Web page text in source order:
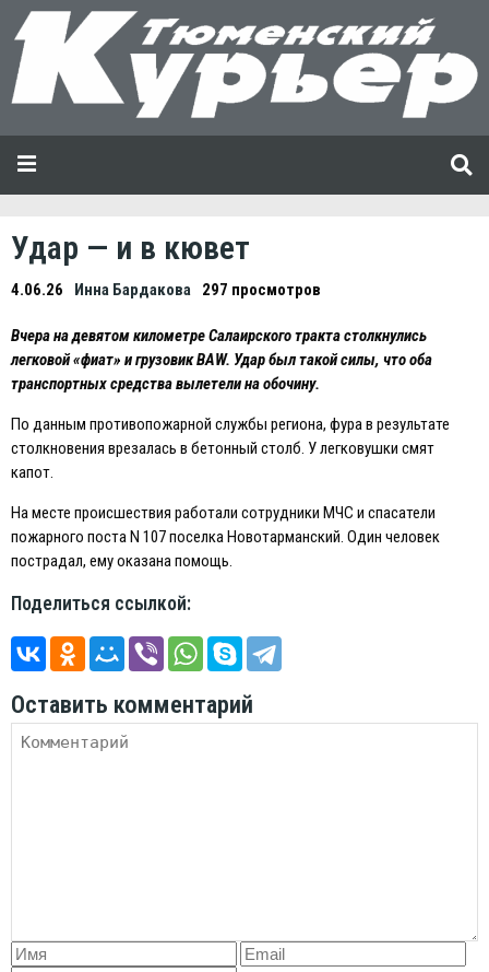
Удар — и в кювет
4.06.26 Инна Бардакова 297 просмотров
Вчера на девятом километре Салаирского тракта столкнулись
легковой «фиат» и грузовик BAW. Удар был такой силы, что оба
транспортных средства вылетели на обочину.
По данным противопожарной службы региона, фура в результате
столкновения врезалась в бетонный столб. У легковушки смят
капот.
На месте происшествия работали сотрудники МЧС и спасатели
пожарного поста N 107 поселка Новотарманский. Один человек
пострадал, ему оказана помощь.
Поделиться ссылкой:
Оставить комментарий